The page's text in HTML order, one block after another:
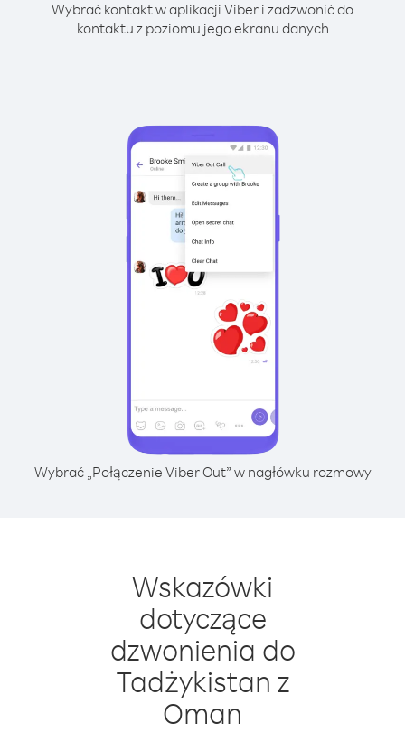
Wybrać kontakt w aplikacji Viber i zadzwonić do
kontaktu z poziomu jego ekranu danych
Wybrać „Połączenie Viber Out” w nagłówku rozmowy
Wskazówki
dotyczące
dzwonienia do
Tadżykistan z
Oman